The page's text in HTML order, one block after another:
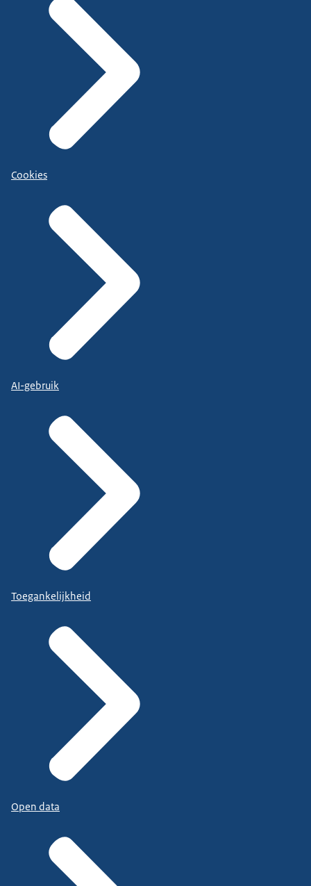
Cookies
AI-gebruik
Toegankelijkheid
Open data